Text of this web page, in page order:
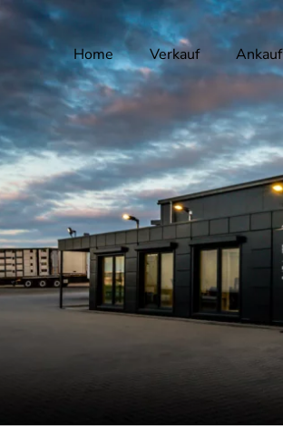
Home Verkauf Ankauf